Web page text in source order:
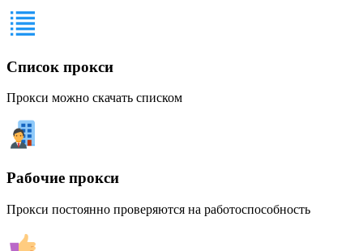
Список прокси
Прокси можно скачать списком
Рабочие прокси
Прокси постоянно проверяются на работоспособность